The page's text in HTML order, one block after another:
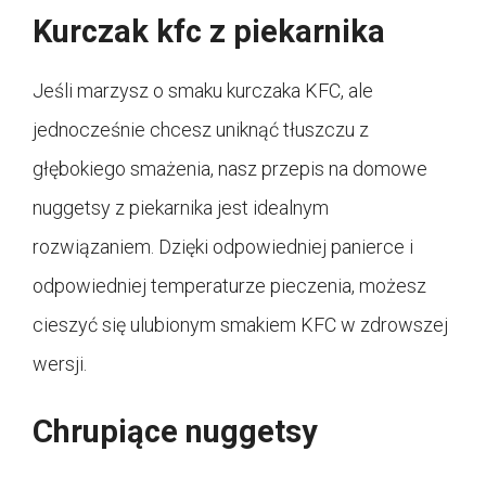
Kurczak kfc z piekarnika
Jeśli marzysz o smaku kurczaka KFC, ale
jednocześnie chcesz uniknąć tłuszczu z
głębokiego smażenia, nasz przepis na domowe
nuggetsy z piekarnika jest idealnym
rozwiązaniem. Dzięki odpowiedniej panierce i
odpowiedniej temperaturze pieczenia, możesz
cieszyć się ulubionym smakiem KFC w zdrowszej
wersji.
Chrupiące nuggetsy